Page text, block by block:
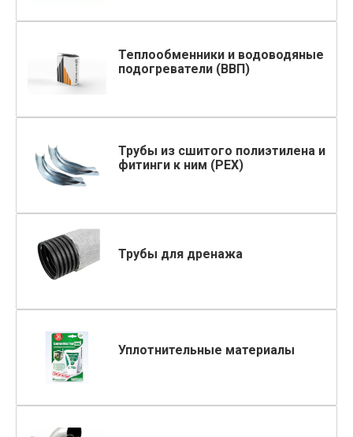
Теплообменники и водоводяные
подогреватели (ВВП)
Трубы из сшитого полиэтилена и
фитинги к ним (PEX)
Трубы для дренажа
Уплотнительные материалы